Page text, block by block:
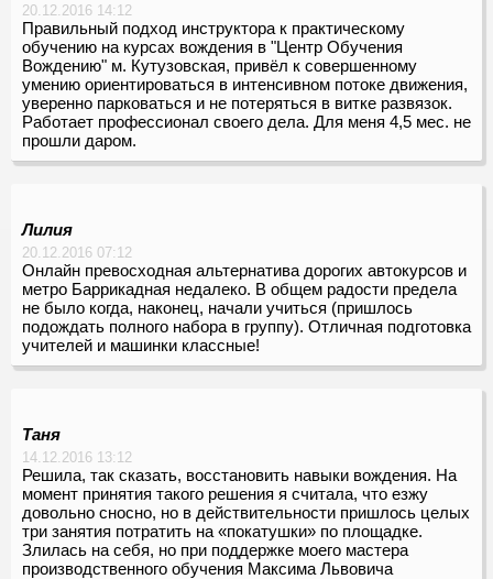
20.12.2016 14:12
Правильный подход инструктора к практическому
обучению на курсах вождения в "Центр Обучения
Вождению" м. Кутузовская, привёл к совершенному
умению ориентироваться в интенсивном потоке движения,
уверенно парковаться и не потеряться в витке развязок.
Работает профессионал своего дела. Для меня 4,5 мес. не
прошли даром.
Лилия
20.12.2016 07:12
Онлайн превосходная альтернатива дорогих автокурсов и
метро Баррикадная недалеко. В общем радости предела
не было когда, наконец, начали учиться (пришлось
подождать полного набора в группу). Отличная подготовка
учителей и машинки классные!
Таня
14.12.2016 13:12
Решила, так сказать, восстановить навыки вождения. На
момент принятия такого решения я считала, что езжу
довольно сносно, но в действительности пришлось целых
три занятия потратить на «покатушки» по площадке.
Злилась на себя, но при поддержке моего мастера
производственного обучения Максима Львовича